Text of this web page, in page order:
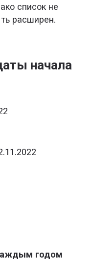
список не
расширен.
начала
годом